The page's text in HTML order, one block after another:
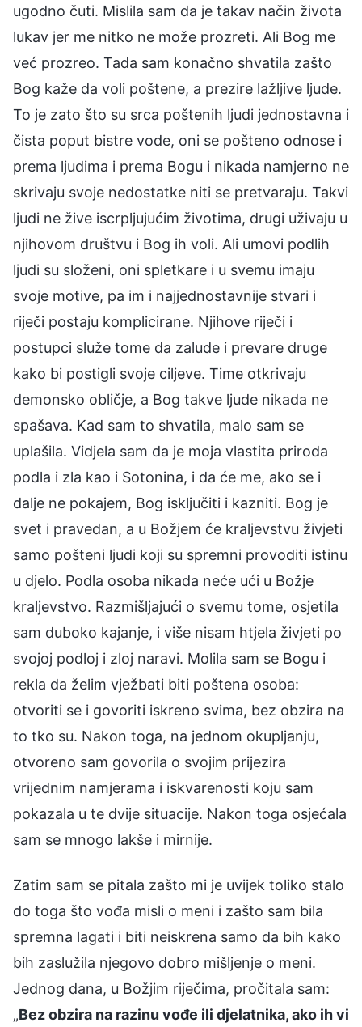
ugodno čuti. Mislila sam da je takav način života
lukav jer me nitko ne može prozreti. Ali Bog me
već prozreo. Tada sam konačno shvatila zašto
Bog kaže da voli poštene, a prezire lažljive ljude.
To je zato što su srca poštenih ljudi jednostavna i
čista poput bistre vode, oni se pošteno odnose i
prema ljudima i prema Bogu i nikada namjerno ne
skrivaju svoje nedostatke niti se pretvaraju. Takvi
ljudi ne žive iscrpljujućim životima, drugi uživaju u
njihovom društvu i Bog ih voli. Ali umovi podlih
ljudi su složeni, oni spletkare i u svemu imaju
svoje motive, pa im i najjednostavnije stvari i
riječi postaju komplicirane. Njihove riječi i
postupci služe tome da zalude i prevare druge
kako bi postigli svoje ciljeve. Time otkrivaju
demonsko obličje, a Bog takve ljude nikada ne
spašava. Kad sam to shvatila, malo sam se
uplašila. Vidjela sam da je moja vlastita priroda
podla i zla kao i Sotonina, i da će me, ako se i
dalje ne pokajem, Bog isključiti i kazniti. Bog je
svet i pravedan, a u Božjem će kraljevstvu živjeti
samo pošteni ljudi koji su spremni provoditi istinu
u djelo. Podla osoba nikada neće ući u Božje
kraljevstvo. Razmišljajući o svemu tome, osjetila
sam duboko kajanje, i više nisam htjela živjeti po
svojoj podloj i zloj naravi. Molila sam se Bogu i
rekla da želim vježbati biti poštena osoba:
otvoriti se i govoriti iskreno svima, bez obzira na
to tko su. Nakon toga, na jednom okupljanju,
otvoreno sam govorila o svojim prijezira
vrijednim namjerama i iskvarenosti koju sam
pokazala u te dvije situacije. Nakon toga osjećala
sam se mnogo lakše i mirnije.
Zatim sam se pitala zašto mi je uvijek toliko stalo
do toga što vođa misli o meni i zašto sam bila
spremna lagati i biti neiskrena samo da bih kako
bih zaslužila njegovo dobro mišljenje o meni.
Jednog dana, u Božjim riječima, pročitala sam:
„Bez obzira na razinu vođe ili djelatnika, ako ih vi